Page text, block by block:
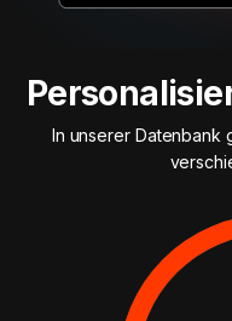
In unserer Datenbank